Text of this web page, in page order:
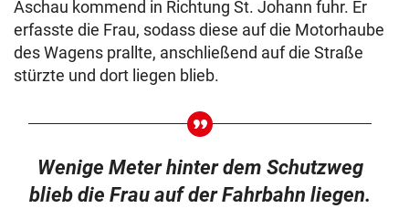
Aschau kommend in Richtung St. Johann fuhr. Er
erfasste die Frau, sodass diese auf die Motorhaube
des Wagens prallte, anschließend auf die Straße
stürzte und dort liegen blieb.
Wenige Meter hinter dem Schutzweg
blieb die Frau auf der Fahrbahn liegen.